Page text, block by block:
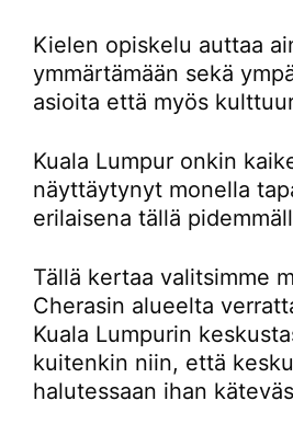
Kielen opiskelu auttaa
ymmärtämään sekä
asioita että myös
Kuala Lumpur onkin
näyttäytynyt monella
erilaisena tällä
Tällä kertaa valitsimme
Cherasin alueelta
Kuala Lumpurin
kuitenkin niin, että
halutessaan ihan